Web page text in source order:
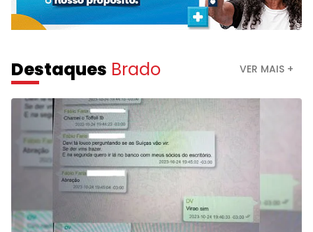
Destaques Brado VER MAIS +